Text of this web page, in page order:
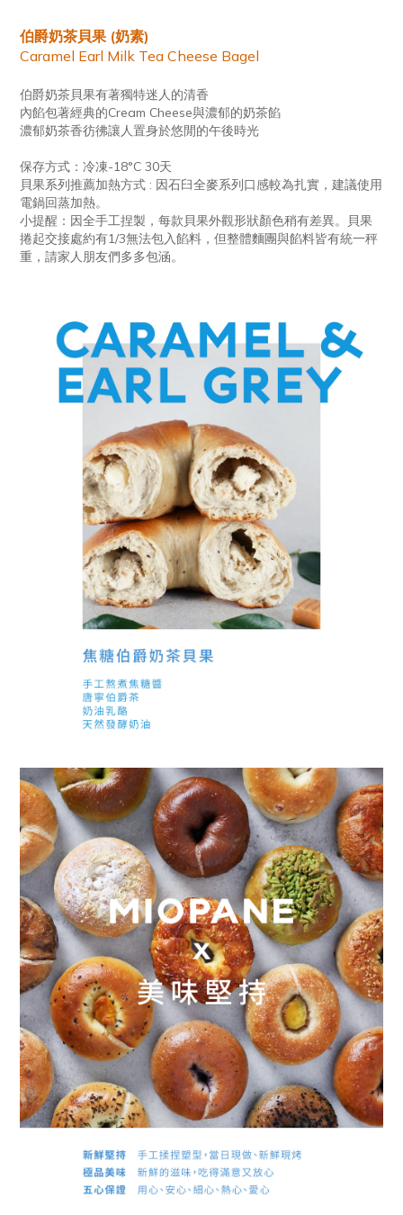
伯爵奶茶貝果 (奶素)
Caramel Earl Milk Tea Cheese Bagel
伯爵奶茶貝果有著獨特迷人的清香
內餡包著經典的Cream Cheese與濃郁的奶茶餡
濃郁奶茶香彷彿讓人置身於悠閒的午後時光
保存方式：冷凍-18°C 30天
貝果系列推薦加熱方式 : 因石臼全麥系列口感較為扎實，建議使用
電鍋回蒸加熱。
小提醒：因全手工捏製，每款貝果外觀形狀顏色稍有差異。貝果
捲起交接處約有1/3無法包入餡料，但整體麵團與餡料皆有統一秤
重，請家人朋友們多多包涵。